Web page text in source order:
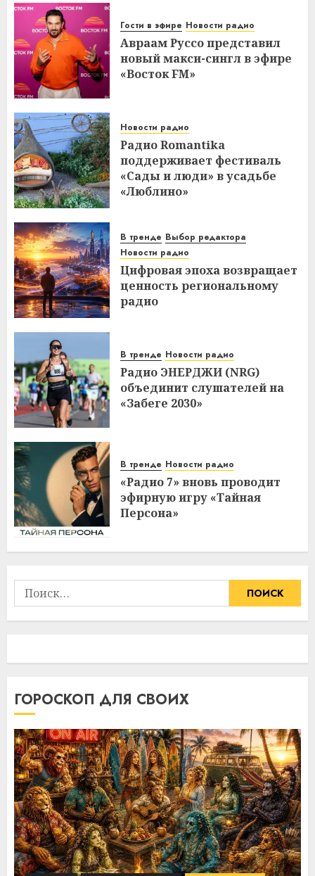
Гости в эфире Новости радио
Авраам Руссо представил
новый макси-сингл в эфире
«Восток FM»
Новости радио
Радио Romantika
поддерживает фестиваль
«Сады и люди» в усадьбе
«Люблино»
В тренде Выбор редактора
Новости радио
Цифровая эпоха возвращает
ценность региональному
радио
В тренде Новости радио
Радио ЭНЕРДЖИ (NRG)
объединит слушателей на
«Забеге 2030»
В тренде Новости радио
«Радио 7» вновь проводит
эфирную игру «Тайная
Персона»
Найти:
ГОРОСКОП ДЛЯ СВОИХ